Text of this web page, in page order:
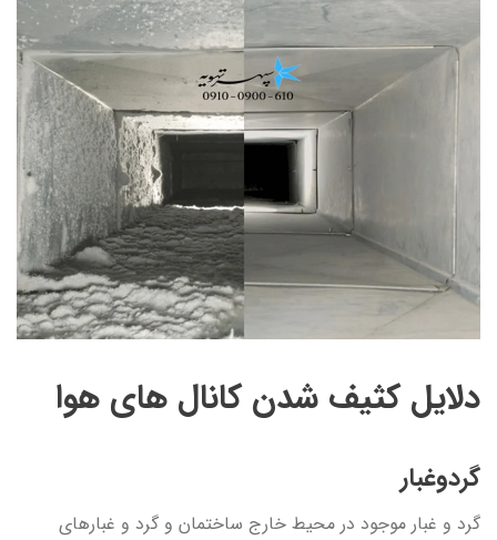
دلایل کثیف شدن کانال های هوا
گرد‌وغبار
گرد و غبار موجود در محیط خارج ساختمان و گرد و غبارهای